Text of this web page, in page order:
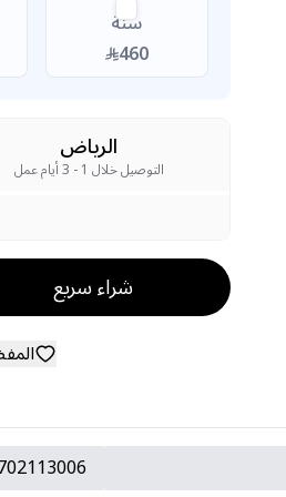
سنة
460
الرياض
التوصيل خلال 1 - 3 أيام عمل
شراء سريع